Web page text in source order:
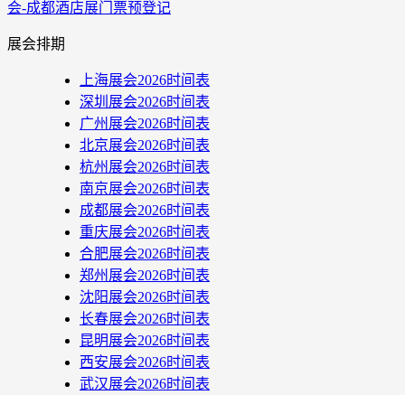
会-成都酒店展门票预登记
展会排期
上海展会2026时间表
深圳展会2026时间表
广州展会2026时间表
北京展会2026时间表
杭州展会2026时间表
南京展会2026时间表
成都展会2026时间表
重庆展会2026时间表
合肥展会2026时间表
郑州展会2026时间表
沈阳展会2026时间表
长春展会2026时间表
昆明展会2026时间表
西安展会2026时间表
武汉展会2026时间表